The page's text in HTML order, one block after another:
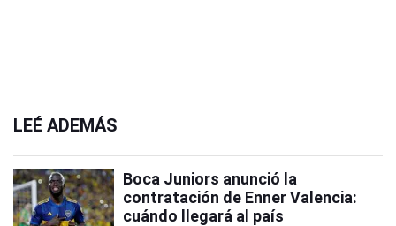
LEÉ ADEMÁS
Boca Juniors anunció la
contratación de Enner Valencia:
cuándo llegará al país